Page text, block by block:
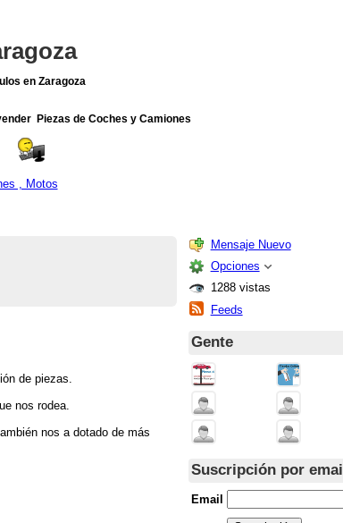
en Zaragoza
Piezas de Coches y Camiones
, Motos
de piezas.
nos rodea.
nos a dotado de más
Mensaje Nuevo
Opciones
1288 vistas
Feeds
Gente
Suscripción por email
Email